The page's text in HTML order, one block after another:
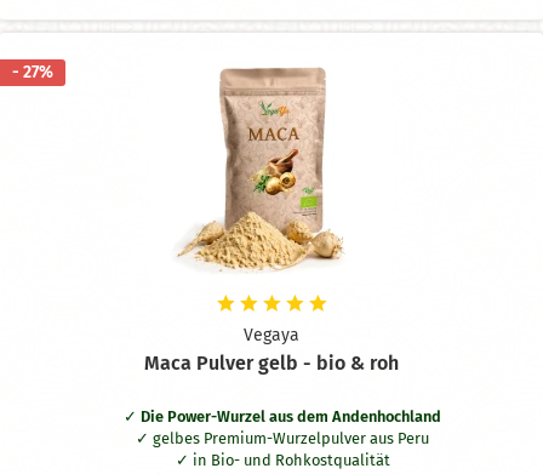
- 27%
Vegaya
Maca Pulver gelb - bio & roh
Die Power-Wurzel aus dem Andenhochland
gelbes Premium-Wurzelpulver aus Peru
in Bio- und Rohkostqualität